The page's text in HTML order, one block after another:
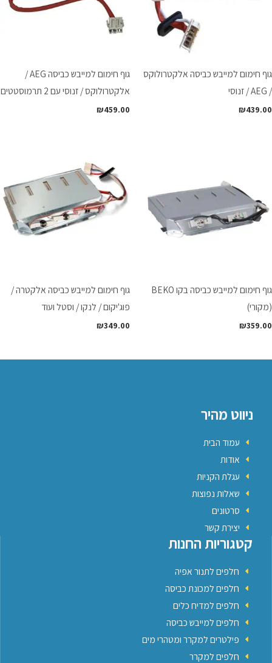
גוף חימום למייבש כביסה אלקטרולוקס
/ AEG / זנוסי
₪439.00
גוף חימום למייבש כביסה AEG /
אלקטרולוקס / זנוסי עם 2 תרמוסטטים
₪459.00
גוף חימום למייבש כביסה בקו BEKO
(מקורי)
₪359.00
גוף חימום למייבש כביסה אלקטרה /
פוג'יקום / לנקו / וסטל ועוד
₪349.00
ניווט מהיר
עמוד הבית
אודות
עגלת הקניות
שאלות נפוצות
סרטונים
יצירת קשר
קטגוריות החנות
חלפים לתנור אפיה
חלפים למכונת כביסה
חלפים למדיח כלים
חלפים למייבש כביסה
פילטרים למקרר ומטהרי מים
חלפים למקרר